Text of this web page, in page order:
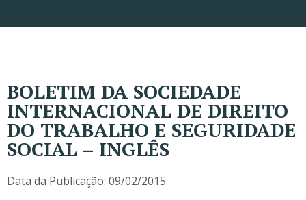
BOLETIM DA SOCIEDADE
INTERNACIONAL DE DIREITO
DO TRABALHO E SEGURIDADE
SOCIAL – INGLÊS
Data da Publicação: 09/02/2015